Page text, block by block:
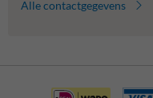
Alle contactgegevens